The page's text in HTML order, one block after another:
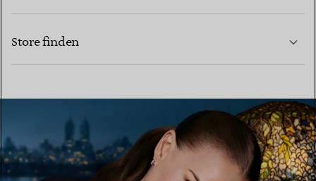
Store finden